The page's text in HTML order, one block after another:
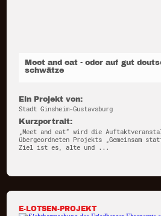
Meet and eat - oder auf gut
schwätze
Ein Projekt von:
Stadt Ginsheim-Gustavsburg
Kurzportrait:
„Meet and eat“ wird die
übergeordneten Projekts „Gemeinsam
Ziel ist es, alte und ...
E-LOTSEN-PROJEKT